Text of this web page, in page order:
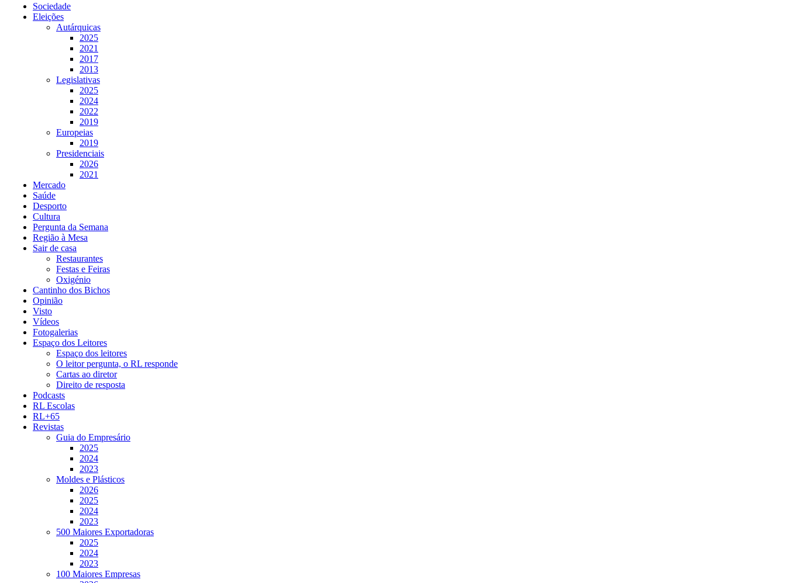
Sociedade
Eleições
Autárquicas
2025
2021
2017
2013
Legislativas
2025
2024
2022
2019
Europeias
2019
Presidenciais
2026
2021
Mercado
Saúde
Desporto
Cultura
Pergunta da Semana
Região à Mesa
Sair de casa
Restaurantes
Festas e Feiras
Oxigénio
Cantinho dos Bichos
Opinião
Visto
Vídeos
Fotogalerias
Espaço dos Leitores
Espaço dos leitores
O leitor pergunta, o RL responde
Cartas ao diretor
Direito de resposta
Podcasts
RL Escolas
RL+65
Revistas
Guia do Empresário
2025
2024
2023
Moldes e Plásticos
2026
2025
2024
2023
500 Maiores Exportadoras
2025
2024
2023
100 Maiores Empresas